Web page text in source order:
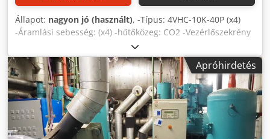
Állapot: nagyon jó (használt), -Típus: 4VHC-10K-40P (x4)
-Áramlási sebesség: (x4) -hűtőközeg: CO2 -Vezérlőszekrény
és hűtőközeg-tartály tartozék -Hűtési kapacitás CO2 esetén:
-Készlet és hűtőszekrény: -Készlet: hűtőszekrény és
hűtőközeg: 328 kW -25°C/40°C-on, 267 kW -30°C/40°C-on.
Codpfxjvb T R He Anzjrf -Készletméretek: -Készletméretek:
3400 x 1600 x 2200 mm -A szekrény méretei: -
Készülékszekrény mérete: méret: 2520 x 500 x 2270 mm -
Készlet: 1 db. -Készletszám: Z95 -Kondíció: Használt,
nagyon jó
Apróhirdetés